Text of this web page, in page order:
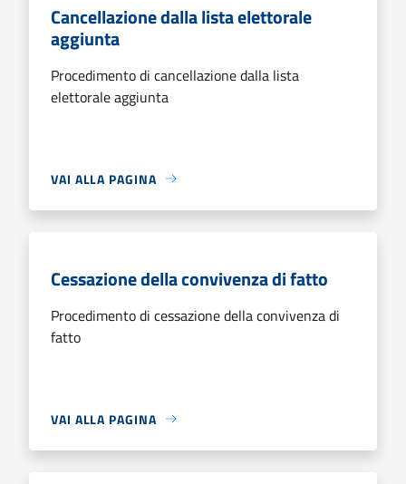
Cancellazione dalla lista elettorale
aggiunta
Procedimento di cancellazione dalla lista
elettorale aggiunta
VAI ALLA PAGINA
Cessazione della convivenza di fatto
Procedimento di cessazione della convivenza di
fatto
VAI ALLA PAGINA